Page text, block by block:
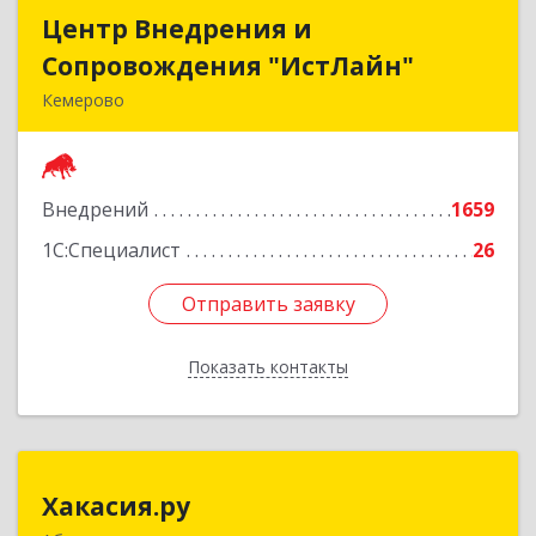
Центр Внедрения и
Сопровождения "ИстЛайн"
Кемерово
Внедрений
1659
1С:Специалист
26
Отправить заявку
Показать контакты
Центр Внедрения и
Сопровождения "ИстЛайн"
Кемеровский, Кемерово г, Мичурина ул, дом №
Подробнее
Отправить заявку
Назад
Хакасия.ру